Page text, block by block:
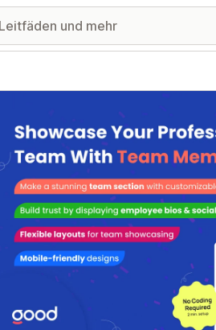
Bildergalerie